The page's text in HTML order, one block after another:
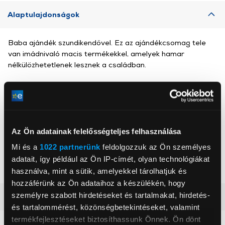
Az Ön adatainak felelősségteljes felhasználása
Mi és a 1022 partnerünk feldolgozzuk az Ön személyes
adatait, így például az Ön IP-címét, olyan technológiákat
használva, mint a sütik, amelyekkel tárolhatjuk és
hozzáférünk az Ön adataihoz a készülékén, hogy
személyre szabott hirdetéseket és tartalmakat, hirdetés-
és tartalommérést, közönségbetekintéseket, valamint
termékfejlesztéseket biztosíthassunk Önnek. Ön dönt
Alaptulajdonságok
Jabadabado
Korosztály
0+ év
Nem
fiúknak és lányoknak
Baba ajándék szundikendővel. Ez az ajándékcsomag tele
van imádnivaló macis termékekkel, amelyek hamar
nélkülözhetetlenek lesznek a családban.
Részletes ismertető